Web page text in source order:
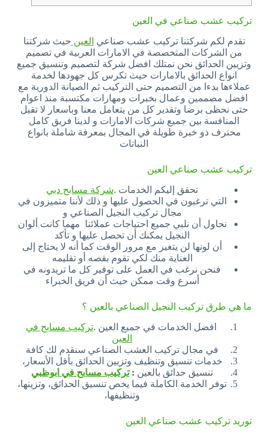
تركيب عشب صناعي في العين
تقدم لكم شركتنا تركيب عشب صناعي العين حيث شركتنا
من الشركات المتخصصة في الامارات العربية في تصميم
وتزيين الحدائق نحن نمتلك افضل شركة لتصميم وتنسيق جميع
انواع الحدائق بالامارات حيث تكرس كل جهودها لخدمة
عملاءها بدءا من التصميم حتى التركيب ثم الصيانة الدورية مع
افضل مصممين وعمال بخبرات ومهارات مكتسبة منذ اعوام
حتى نحظى برضا وتقدير كل من يتعامل معنا وباسعار لا تقبل
المنافسة بين جميع شركات الامارات و لدينا فريق كامل
محترف ذو خبرة طويلة في المجال بمعرفة شاملة بانواع
النباتات
تركيب عشب صناعي العين
تحقق إليكم الخدمات .شركة مسابح دبي
التي ترغبون في الحصول عليها و ذلك لأننا متميزون في
مجال تركيب النجيل الصناعي و
نحاول أن نلبي جميع احتياجات عملائنا مهما كانت ألوان
النجيل يمكنك أن تحصل عليها و تأكد
أن لونها لن يتغير مع مرور الوقت كما أنه لا يحتاج إلى
العناية منك لكي تقوم بقصه أو تقليمه
فنحن نرغب في العمل على توفير كل ما تريدونه في
أسرع وقت ممكن حيث أن فريق الخبراء
ما هي طرق تركيب النجيل الصناعي بالعين ؟
افضل الخدمات في جميع العين .تركيب مسابح في
العين
في مجال تركيب العشب الصناعي سنقدم لك كافة
خدمات تنسيق وتنظيف وتزيين الحدائق بأقل الأسعار،
تنسيق حدائق بالعين :تركيب مسابح في ابوظبي
توفر الخدمة الكاملة فيما يخص تنسيق الحدائق، وتزينها،
وتنظيفها،
توريد تركيب عشب صناعي العين